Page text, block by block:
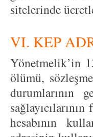
sitelerinde
VI. KEP
Yönetmelik’in
ölümü,
durumlarının
hesabının